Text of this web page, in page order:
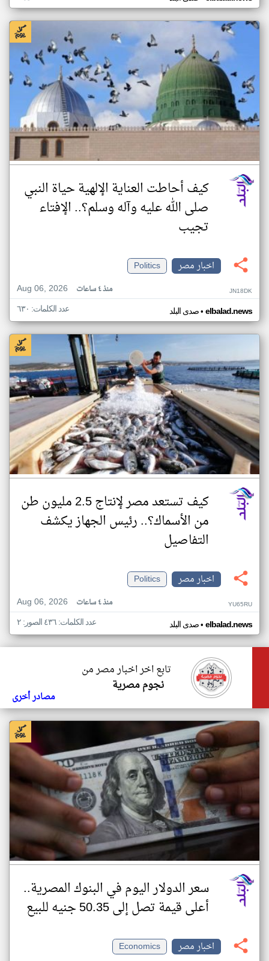
كيف أحاطت العناية الإلهية حياة النبي
صلى الله عليه وآله وسلم؟.. الإفتاء
تجيب
اخبار مصر
Politics
Aug 06, 2026
منذ ٤ ساعات JN18DK
صدى البلد• elbalad.news عدد الكلمات: ٦٣٠
كيف تستعد مصر لإنتاج 2.5 مليون طن
من الأسماك؟.. رئيس الجهاز يكشف
التفاصيل
اخبار مصر
Politics
Aug 06, 2026
منذ ٤ ساعات YU65RU
صدى البلد• elbalad.news عدد الكلمات: ٤٣٦ الصور: ٢
تابع اخر اخبار مصر من
نجوم مصرية
مصادر أخرى
سعر الدولار اليوم في البنوك المصرية..
أعلى قيمة تصل إلى 50.35 جنيه للبيع
اخبار مصر
Economics